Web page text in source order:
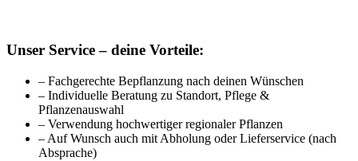
Unser Service – deine Vorteile:
– Fachgerechte Bepflanzung nach deinen Wünschen
– Individuelle Beratung zu Standort, Pflege &
Pflanzenauswahl
– Verwendung hochwertiger regionaler Pflanzen
– Auf Wunsch auch mit Abholung oder Lieferservice (nach
Absprache)